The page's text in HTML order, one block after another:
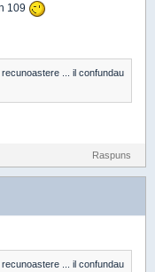
109
... il confundau
Raspuns
recunoastere ... il confundau